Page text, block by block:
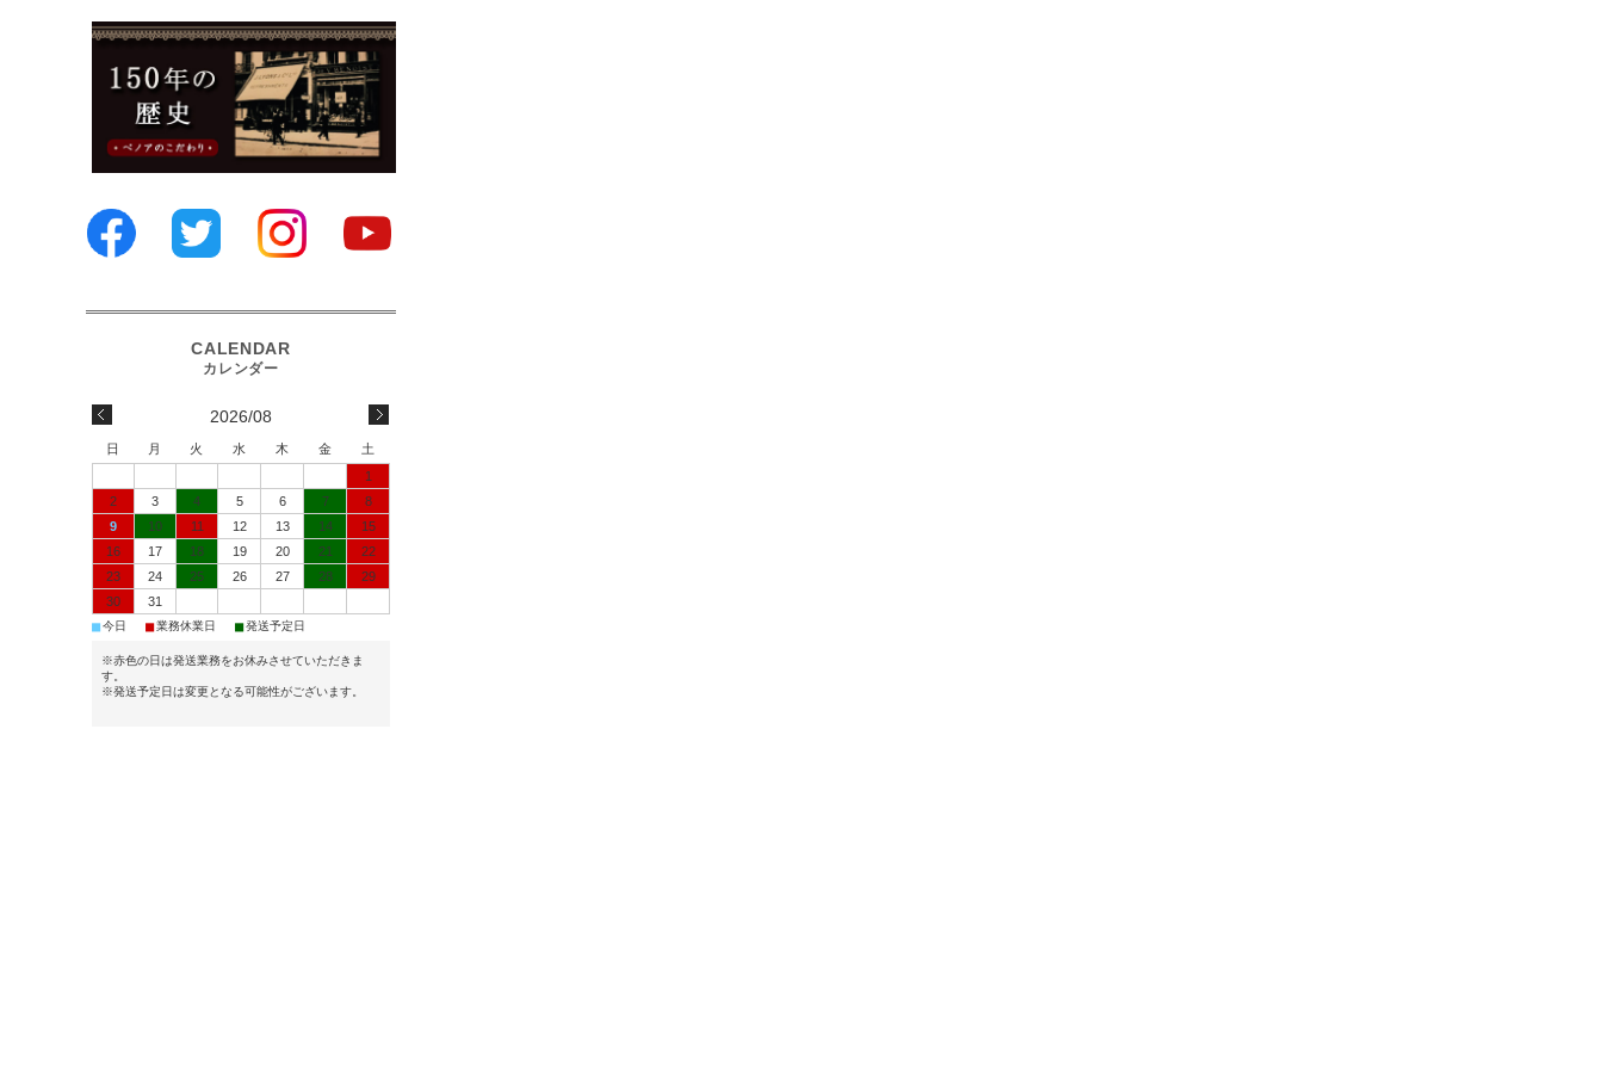
2026/08
日 月 火 水 木 金
土
1
2
3 4 5 6 7
8
9
10 11 12 13 14
15
16
17 18 19 20 21
22
23
24 25 26 27 28
29
30
31
■今日 ■業務休業日 ■発送予定日
※赤色の日は発送業務をお休みさせていただきま
す。
※発送予定日は変更となる可能性がございます。